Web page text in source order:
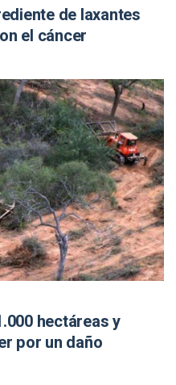
de laxantes
el cáncer
hectáreas y
por un daño